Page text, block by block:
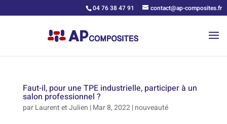
04 76 38 47 91 contact@ap-composites.fr
Faut-il, pour une TPE industrielle, participer à un
salon professionnel ?
parLaurent et Julien |Mar 8, 2022|nouveauté